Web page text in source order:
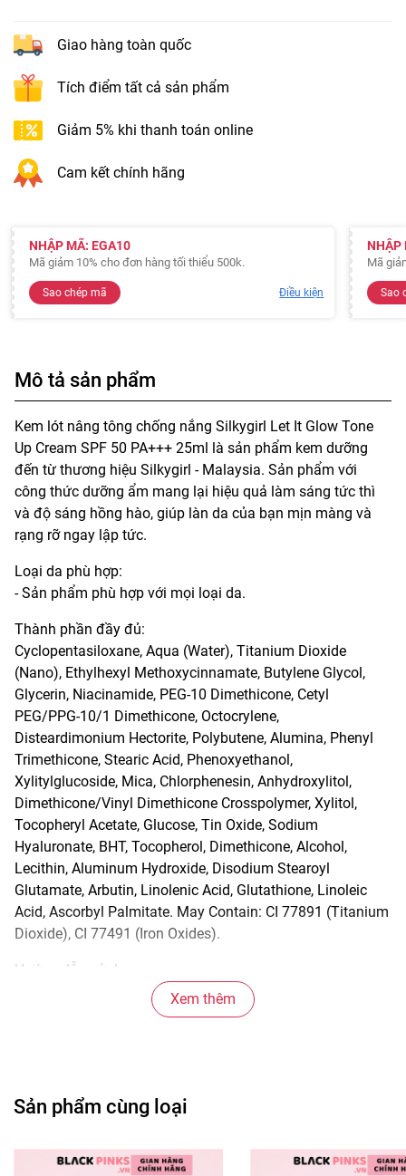
Giao hàng toàn quốc
Tích điểm tất cả sản phẩm
Giảm 5% khi thanh toán online
Cam kết chính hãng
NHẬP MÃ: EGA10
Mã giảm 10% cho đơn hàng tối thiểu 500k.
Sao chép mã Điều kiện
NHẬP
Mã
Sao
Mô tả sản phẩm
Kem lót nâng tông chống nắng Silkygirl Let It Glow Tone
Up Cream SPF 50 PA+++ 25ml là sản phẩm kem dưỡng
đến từ thương hiệu Silkygirl - Malaysia. Sản phẩm với
công thức dưỡng ẩm mang lại hiệu quả làm sáng tức thì
và độ sáng hồng hào, giúp làn da của bạn mịn màng và
rạng rỡ ngay lập tức.
Loại da phù hợp:
- Sản phẩm phù hợp với mọi loại da.
Thành phần đầy đủ:
Cyclopentasiloxane, Aqua (Water), Titanium Dioxide
(Nano), Ethylhexyl Methoxycinnamate, Butylene Glycol,
Glycerin, Niacinamide, PEG-10 Dimethicone, Cetyl
PEG/PPG-10/1 Dimethicone, Octocrylene,
Disteardimonium Hectorite, Polybutene, Alumina, Phenyl
Trimethicone, Stearic Acid, Phenoxyethanol,
Xylitylglucoside, Mica, Chlorphenesin, Anhydroxylitol,
Dimethicone/Vinyl Dimethicone Crosspolymer, Xylitol,
Tocopheryl Acetate, Glucose, Tin Oxide, Sodium
Hyaluronate, BHT, Tocopherol, Dimethicone, Alcohol,
Lecithin, Aluminum Hydroxide, Disodium Stearoyl
Glutamate, Arbutin, Linolenic Acid, Glutathione, Linoleic
Acid, Ascorbyl Palmitate. May Contain: CI 77891 (Titanium
Dioxide), CI 77491 (Iron Oxides).
Hướng dẫn sử dụng
- Thoa đều lên mặt và cổ.
- Dùng làm kem dưỡng hoặc làm lớp nền trước khi trang
- Nơi khô ráo thoáng mát.
- Tránh ánh nắng trực tiếp, nơi có nhiệt độ cao hoặc ẩm
- Đậy nắp kín sau khi sử dụng.
Xem thêm
Sản phẩm cùng loại